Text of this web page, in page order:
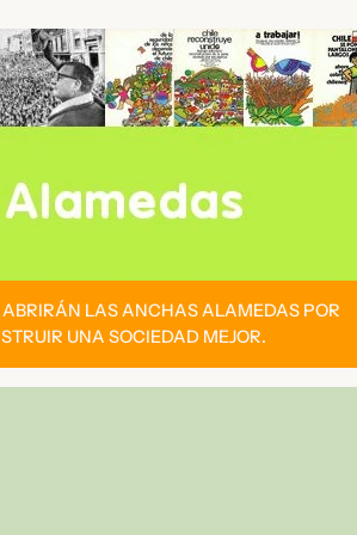
LAS ANCHAS ALAMEDAS POR
UNA SOCIEDAD MEJOR.